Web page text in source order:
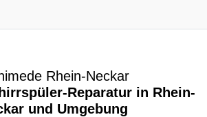
Rhein-Neckar
Reparatur in Rhein-
und Umgebung